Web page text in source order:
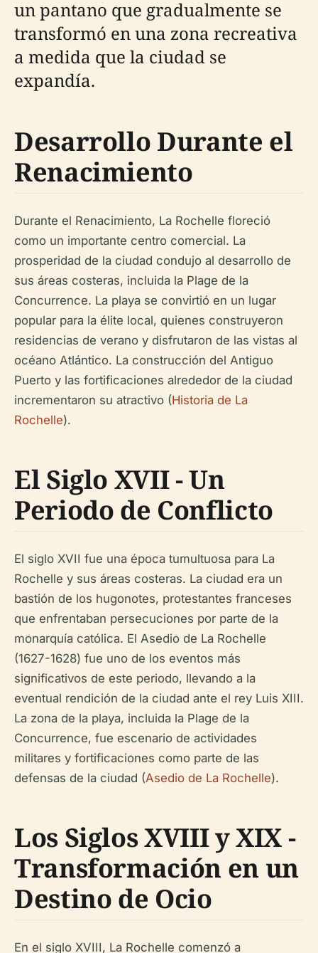
un pantano que gradualmente se
transformó en una zona recreativa
a medida que la ciudad se
expandía.
Desarrollo Durante el
Renacimiento
Durante el Renacimiento, La Rochelle floreció
como un importante centro comercial. La
prosperidad de la ciudad condujo al desarrollo de
sus áreas costeras, incluida la Plage de la
Concurrence. La playa se convirtió en un lugar
popular para la élite local, quienes construyeron
residencias de verano y disfrutaron de las vistas al
océano Atlántico. La construcción del Antiguo
Puerto y las fortificaciones alrededor de la ciudad
incrementaron su atractivo (Historia de La
Rochelle).
El Siglo XVII - Un
Periodo de Conflicto
El siglo XVII fue una época tumultuosa para La
Rochelle y sus áreas costeras. La ciudad era un
bastión de los hugonotes, protestantes franceses
que enfrentaban persecuciones por parte de la
monarquía católica. El Asedio de La Rochelle
(1627-1628) fue uno de los eventos más
significativos de este periodo, llevando a la
eventual rendición de la ciudad ante el rey Luis XIII.
La zona de la playa, incluida la Plage de la
Concurrence, fue escenario de actividades
militares y fortificaciones como parte de las
defensas de la ciudad (Asedio de La Rochelle).
Los Siglos XVIII y XIX -
Transformación en un
Destino de Ocio
En el siglo XVIII, La Rochelle comenzó a